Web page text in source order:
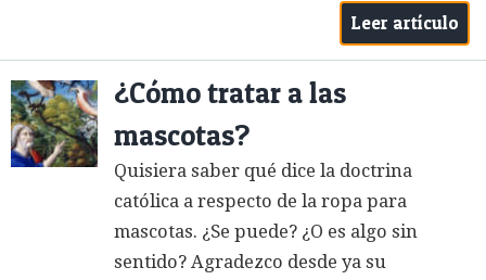
Leer artículo
¿Cómo tratar a las
mascotas?
Quisiera saber qué dice la doctrina
católica a respecto de la ropa para
mascotas. ¿Se puede? ¿O es algo sin
sentido? Agradezco desde ya su